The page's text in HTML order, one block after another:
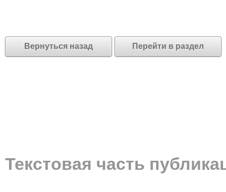
Вернуться назад Перейти в раздел
Текстовая часть